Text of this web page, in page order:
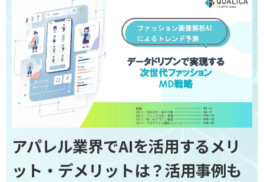
アパレル業界でAIを活用するメリ
ット・デメリットは？活用事例も